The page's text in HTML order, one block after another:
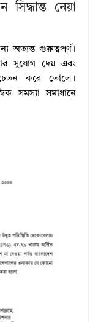
নেয়া
অত্যন্ত গুরুত্বপূর্ণ।
সুযোগ দেয় এবং
করে তোলে।
সমস্যা সমাধানে